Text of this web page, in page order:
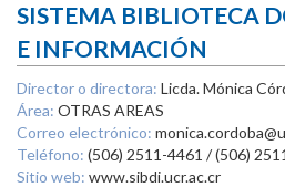
SISTEMA BIBLIOTECA
E INFORMACIÓN
Director o directora: Licda. Mónica
Área: OTRAS AREAS
Correo electrónico:
Teléfono: (506) 2511-4461 / (506)
Sitio web: www.sibdi.ucr.ac.cr